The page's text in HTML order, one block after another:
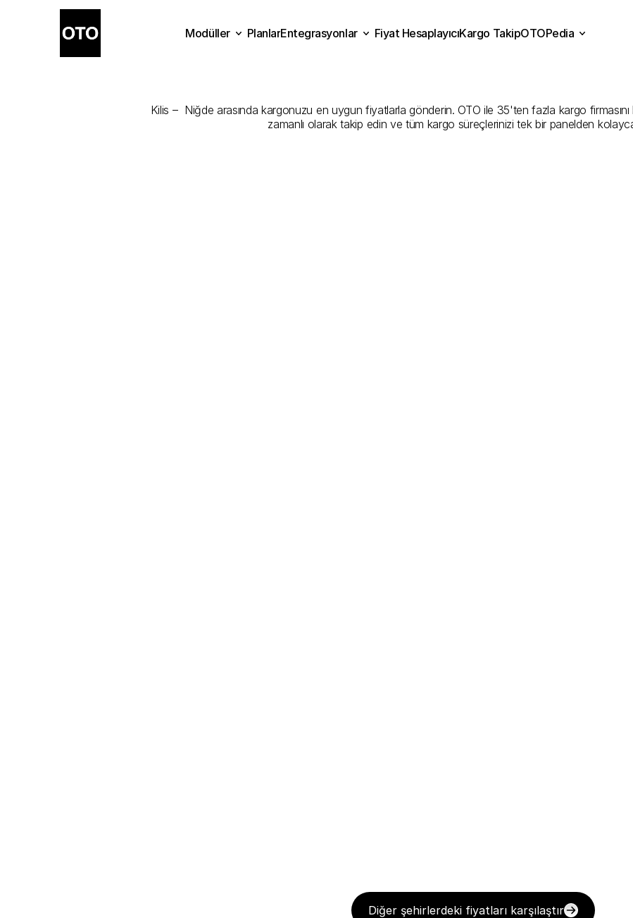
Kilis –  Niğde arasında kargonuzu en uygun fiyatlarla gönderin. OTO ile 35'ten fazla kargo firmasını
zamanlı olarak takip edin ve tüm kargo süreçlerinizi tek bir panelden
Diğer şehirlerdeki fiyatları karşılaştır
Modüller
PlanlarEntegrasyonlar
Fiyat HesaplayıcıKargo TakipOTOPedia